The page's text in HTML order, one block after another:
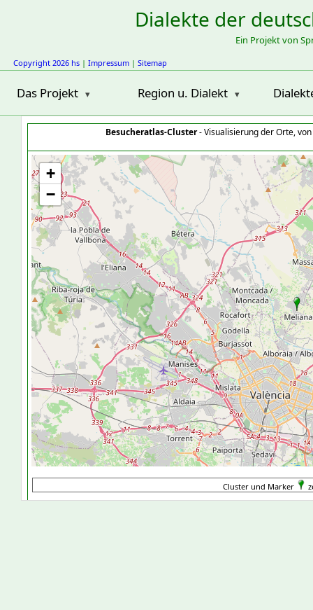
Dialekte der
Ein Projekt von
Copyright 2026 hs | Impressum | Sitemap
Das Projekt Region u. Dialekt
Besucheratlas-Cluster- Visualisierung der Orte,
+
−
Cluster und Marker